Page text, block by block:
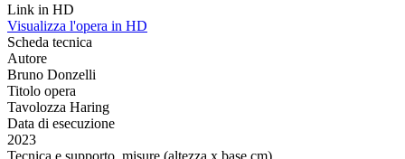
Link in HD
Visualizza l'opera in HD
Scheda tecnica
Autore
Bruno Donzelli
Titolo opera
Tavolozza Haring
Data di esecuzione
2023
Tecnica e supporto, misure (altezza x base cm)